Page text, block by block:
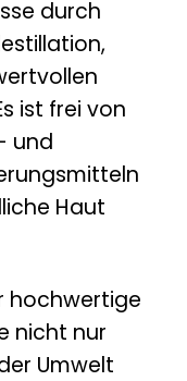
durch
ist frei von
und
Haut
hochwertige
nicht nur
Umwelt